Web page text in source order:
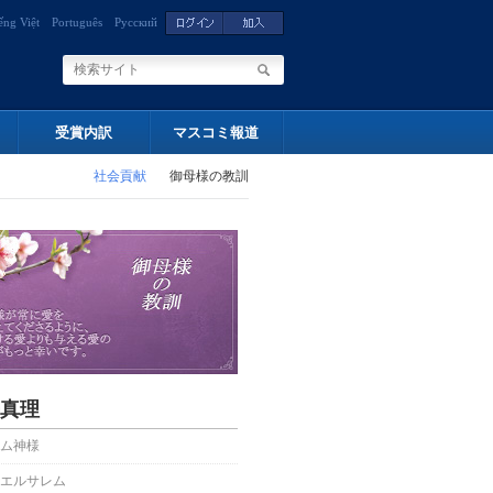
Việt Português Русский
受賞内訳 マスコミ報道
社会貢献 御母様の教訓
理
神様
ルサレム